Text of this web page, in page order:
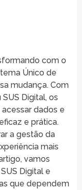
com o
Único de
mudança. Com
Digital, os
dados e
e prática.
a gestão da
mais
vamos
Digital e
que dependem